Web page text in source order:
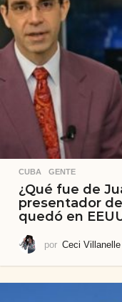
CUBA ,GENTE
¿Qué fue de
presentador
quedó en
por Ceci Villanelle